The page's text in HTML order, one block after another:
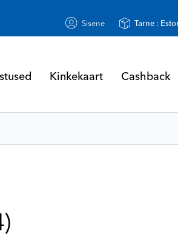
Sisene Tarne :
Kinkekaart Cashback